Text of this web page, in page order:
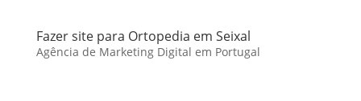
Fazer site para Ortopedia em Seixal
Agência de Marketing Digital em Portugal